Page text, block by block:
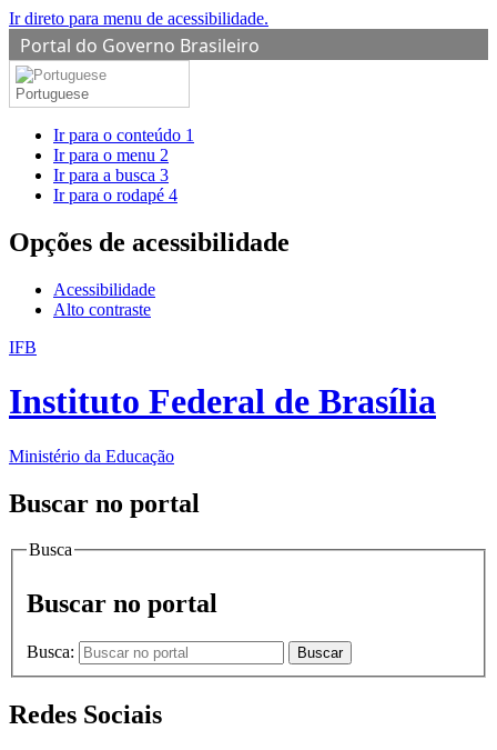
Ir direto para menu de acessibilidade.
Portal do Governo Brasileiro
Portuguese
Ir para o conteúdo 1
Ir para o menu 2
Ir para a busca 3
Ir para o rodapé 4
Opções de acessibilidade
Acessibilidade
Alto contraste
IFB
Instituto Federal de Brasília
Ministério da Educação
Buscar no portal
Busca
Buscar no portal
Busca: Buscar
Redes Sociais